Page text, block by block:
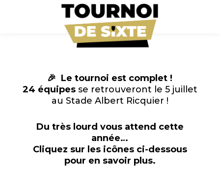
🎉 Le tournoi est complet !
24 équipesse retrouveront le 5 juillet
au Stade Albert Ricquier !
Du très lourd vous attend cette
année…
Cliquez sur les icônes ci-dessous
pour en savoir plus.